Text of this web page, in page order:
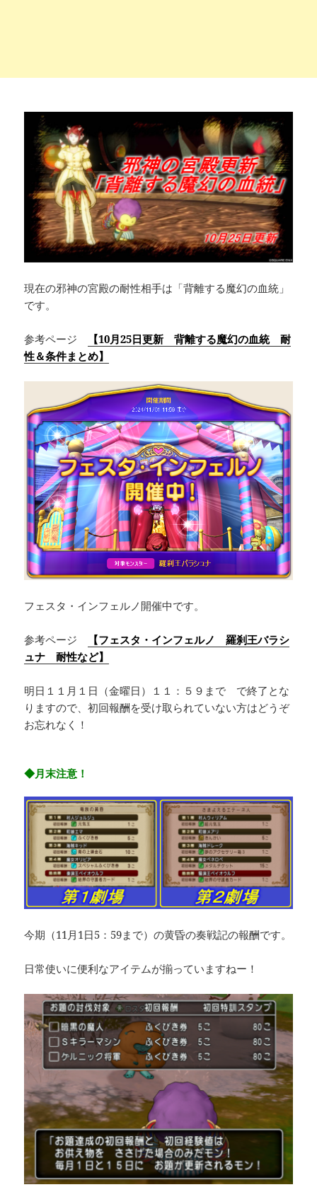
現在の邪神の宮殿の耐性相手は「背離する魔幻の血統」
です。
参考ページ
【10月25日更新 背離する魔幻の血統 耐
性＆条件まとめ】
フェスタ・インフェルノ開催中です。
参考ページ
【フェスタ・インフェルノ 羅刹王バラシ
ュナ 耐性など】
明日１１月１日（金曜日）１１：５９まで で終了とな
りますので、初回報酬を受け取られていない方はどうぞ
お忘れなく！
◆月末注意！
今期（11月1日5：59まで）の黄昏の奏戦記の報酬です。
日常使いに便利なアイテムが揃っていますねー！